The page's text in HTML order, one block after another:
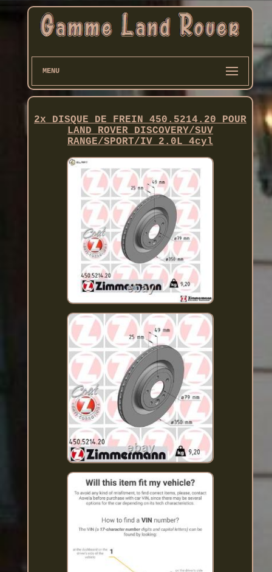
MENU
2x DISQUE DE FREIN 450.5214.20 POUR
LAND ROVER DISCOVERY/SUV
RANGE/SPORT/IV 2.0L 4cyl